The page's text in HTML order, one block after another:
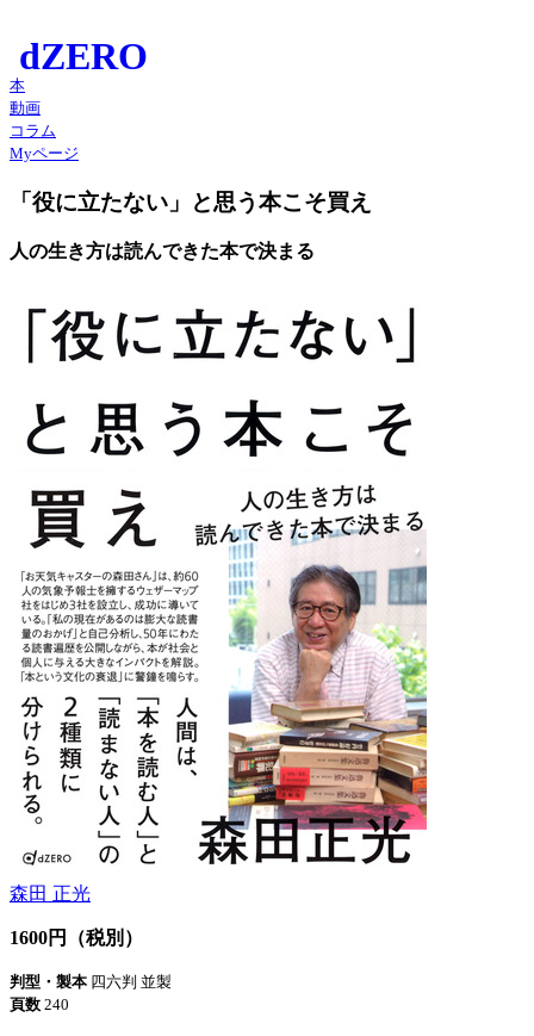
本
動画
コラム
Myページ
「役に立たない」と思う本こそ買え
人の生き方は読んできた本で決まる
森田 正光
1600円（税別）
判型・製本 四六判 並製
頁数 240